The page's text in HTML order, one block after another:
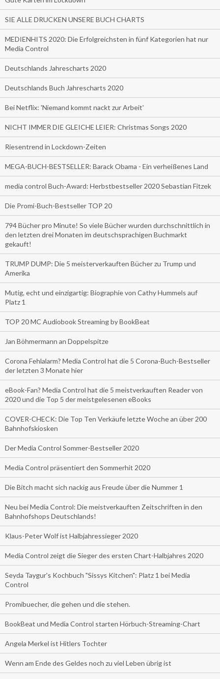
SIE ALLE DRUCKEN UNSERE BUCH CHARTS
MEDIENHITS 2020: Die Erfolgreichsten in fünf Kategorien hat nur
Media Control
Deutschlands Jahrescharts 2020
Deutschlands Buch Jahrescharts 2020
Bei Netflix: 'Niemand kommt nackt zur Arbeit'
NICHT IMMER DIE GLEICHE LEIER: Christmas Songs 2020
Riesentrend in Lockdown-Zeiten
MEGA-BUCH-BESTSELLER: Barack Obama - Ein verheißenes Land
media control Buch-Award: Herbstbestseller 2020 Sebastian Fitzek
Die Promi-Buch-Bestseller TOP 20
794 Bücher pro Minute! So viele Bücher wurden durchschnittlich in
den letzten drei Monaten im deutschsprachigen Buchmarkt
gekauft!
TRUMP DUMP: Die 5 meisterverkauften Bücher zu Trump und
Amerika
Mutig, echt und einzigartig: Biographie von Cathy Hummels auf
Platz 1
TOP 20 MC Audiobook Streaming by BookBeat
Jan Böhmermann an Doppelspitze
Corona Fehlalarm? Media Control hat die 5 Corona-Buch-Bestseller
der letzten 3 Monate hier
eBook-Fan? Media Control hat die 5 meistverkauften Reader von
2020 und die Top 5 der meistgelesenen eBooks
COVER-CHECK: Die Top Ten Verkäufe letzte Woche an über 200
Bahnhofskiosken
Der Media Control Sommer-Bestseller 2020
Media Control präsentiert den Sommerhit 2020
Die Bitch macht sich nackig aus Freude über die Nummer 1
Neu bei Media Control: Die meistverkauften Zeitschriften in den
Bahnhofshops Deutschlands!
Klaus-Peter Wolf ist Halbjahressieger 2020
Media Control zeigt die Sieger des ersten Chart-Halbjahres 2020
Seyda Taygur's Kochbuch "Sissys Kitchen": Platz 1 bei Media
Control
Promibuecher, die gehen und die stehen.
BookBeat und Media Control starten Hörbuch-Streaming-Chart
Angela Merkel ist Hitlers Tochter
Wenn am Ende des Geldes noch zu viel Leben übrig ist